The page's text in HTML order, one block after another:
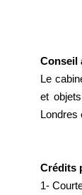
Conseil
Le
et
Londres
Crédits
1-